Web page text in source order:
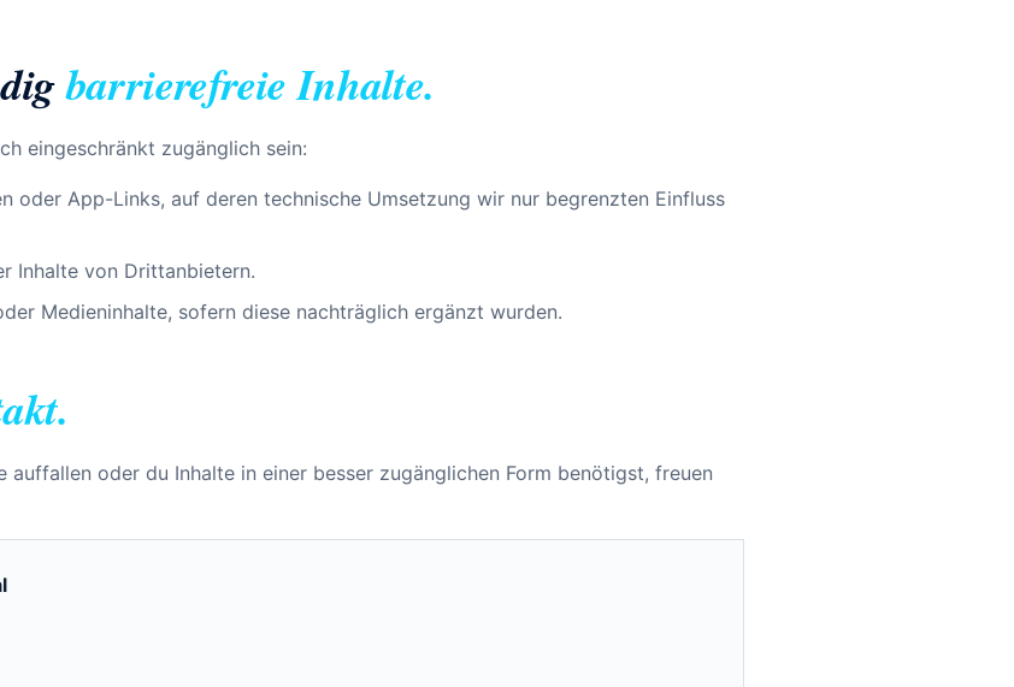
barrierefreie Inhalte.
eingeschränkt zugänglich sein:
oder App-Links, auf deren technische Umsetzung wir nur begrenzten Einfluss
Inhalte von Drittanbietern.
Medieninhalte, sofern diese nachträglich ergänzt wurden.
auffallen oder du Inhalte in einer besser zugänglichen Form benötigst, freuen